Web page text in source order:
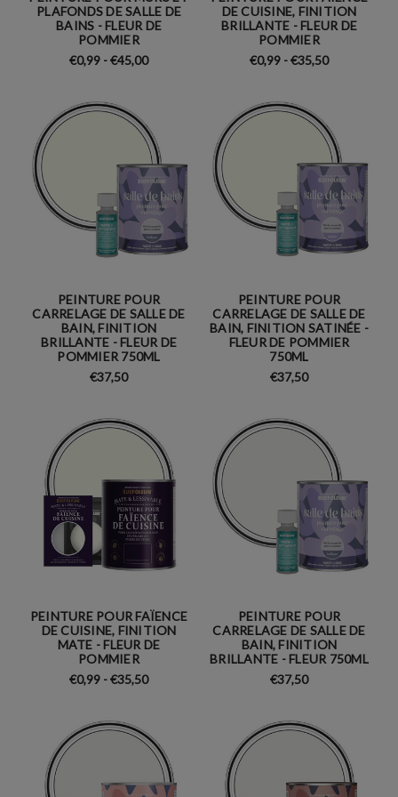
PLAFONDS DE SALLE DE
BAINS - FLEUR DE
POMMIER
€0,99 - €45,00
DE CUISINE, FINITION
BRILLANTE - FLEUR DE
POMMIER
€0,99 - €35,50
PEINTURE POUR
CARRELAGE DE SALLE DE
BAIN, FINITION
BRILLANTE - FLEUR DE
POMMIER 750ML
€37,50
PEINTURE POUR
CARRELAGE DE SALLE DE
BAIN, FINITION SATINÉE -
FLEUR DE POMMIER
750ML
€37,50
PEINTURE POUR FAÏENCE
DE CUISINE, FINITION
MATE - FLEUR DE
POMMIER
€0,99 - €35,50
PEINTURE POUR
CARRELAGE DE SALLE DE
BAIN, FINITION
BRILLANTE - FLEUR 750ML
€37,50